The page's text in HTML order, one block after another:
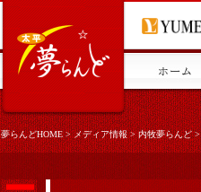
夢らんどHOME>メディア情報>内牧夢らんど